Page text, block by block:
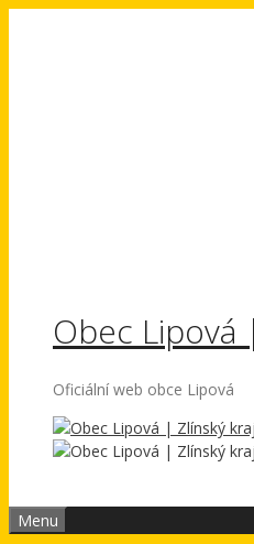
Obec Lipová
Oficiální web obce Lipová
Menu